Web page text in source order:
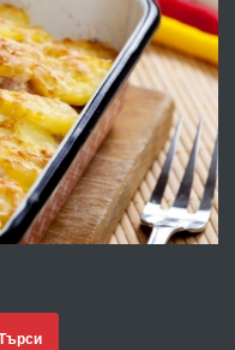
преди 1 година
зеленчукорезачка
и дома
преди 1 година
Асеновград